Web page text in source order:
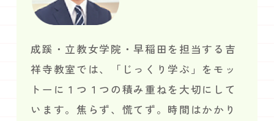
成蹊・立教女学院・早稲田を担当する吉
祥寺教室では、「じっくり学ぶ」をモッ
トーに１つ１つの積み重ねを大切にして
います。焦らず、慌てず。時間はかかり